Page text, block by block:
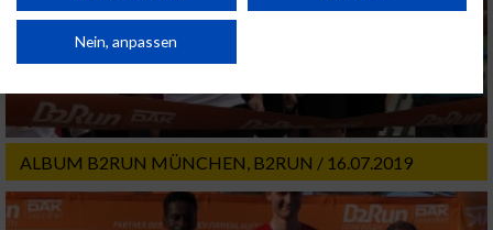
ALBUM B2RUN MÜNCHEN, B2RUN / 16.07.2019
von Inhalten.
Daten können außerhalb der Europäischen Union weitergegeben und in die
Website/App.
Partnerliste anzeigen (1 IAB-Anbieter)
Wir nutzen Ihre Daten für folgende Zwecke:
IAB-Verarbeitungszwecke:
Nein, anpassen